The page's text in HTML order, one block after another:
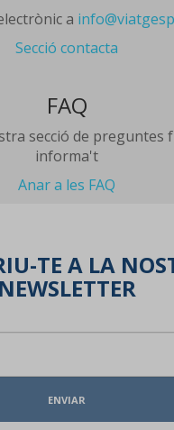
a
Secció contacta
FAQ
secció de preguntes
informa't
Anar a les FAQ
TE A LA
NEWSLETTER
ENVIAR